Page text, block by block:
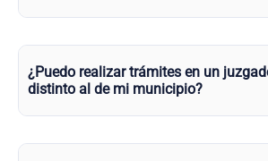
¿Puedo realizar trámites en un
distinto al de mi municipio?